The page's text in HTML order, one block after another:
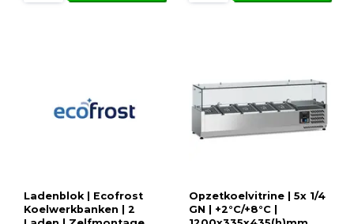
Ladenblok | Ecofrost
Koelwerkbanken | 2
Opzetkoelvitrine | 5x 1/4
GN | +2°C/+8°C |